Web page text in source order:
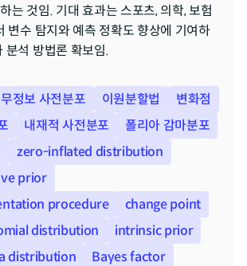
는 것임. 기대 효과는 스포츠, 의학, 보험
변수 탐지와 예측 정확도 향상에 기여하
분석 방법론 확보임.
무정보 사전분포 이원분할법
변화점
내재적 사전분포
폴리아 감마분포
zero-inflated distribution
prior
procedure
change point
distribution
intrinsic prior
distribution
Bayes factor